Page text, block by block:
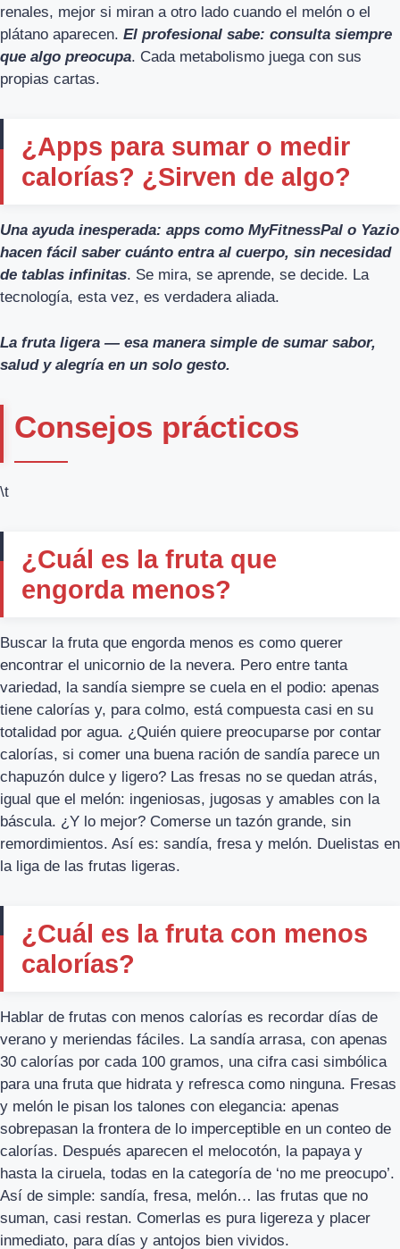
renales, mejor si miran a otro lado cuando el melón o el
plátano aparecen. El profesional sabe: consulta siempre
que algo preocupa. Cada metabolismo juega con sus
propias cartas.
¿Apps para sumar o medir
calorías? ¿Sirven de algo?
Una ayuda inesperada: apps como MyFitnessPal o Yazio
hacen fácil saber cuánto entra al cuerpo, sin necesidad
de tablas infinitas. Se mira, se aprende, se decide. La
tecnología, esta vez, es verdadera aliada.
La fruta ligera — esa manera simple de sumar sabor,
salud y alegría en un solo gesto.
Consejos prácticos
\t
¿Cuál es la fruta que
engorda menos?
Buscar la fruta que engorda menos es como querer
encontrar el unicornio de la nevera. Pero entre tanta
variedad, la sandía siempre se cuela en el podio: apenas
tiene calorías y, para colmo, está compuesta casi en su
totalidad por agua. ¿Quién quiere preocuparse por contar
calorías, si comer una buena ración de sandía parece un
chapuzón dulce y ligero? Las fresas no se quedan atrás,
igual que el melón: ingeniosas, jugosas y amables con la
báscula. ¿Y lo mejor? Comerse un tazón grande, sin
remordimientos. Así es: sandía, fresa y melón. Duelistas en
la liga de las frutas ligeras.
¿Cuál es la fruta con menos
calorías?
Hablar de frutas con menos calorías es recordar días de
verano y meriendas fáciles. La sandía arrasa, con apenas
30 calorías por cada 100 gramos, una cifra casi simbólica
para una fruta que hidrata y refresca como ninguna. Fresas
y melón le pisan los talones con elegancia: apenas
sobrepasan la frontera de lo imperceptible en un conteo de
calorías. Después aparecen el melocotón, la papaya y
hasta la ciruela, todas en la categoría de ‘no me preocupo’.
Así de simple: sandía, fresa, melón… las frutas que no
suman, casi restan. Comerlas es pura ligereza y placer
inmediato, para días y antojos bien vividos.